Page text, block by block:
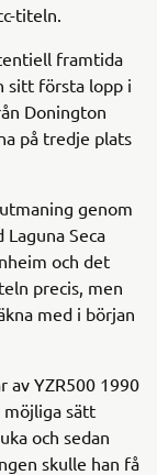
titeln.
framtida
sitt första lopp i
Donington
på tredje plats
genom
Seca
och det
precis, men
med i början
av YZR500 1990
möjliga sätt
och sedan
skulle han få